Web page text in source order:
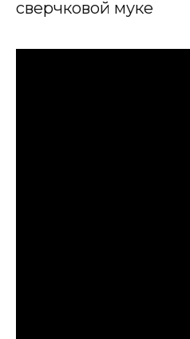
сверчковой муке